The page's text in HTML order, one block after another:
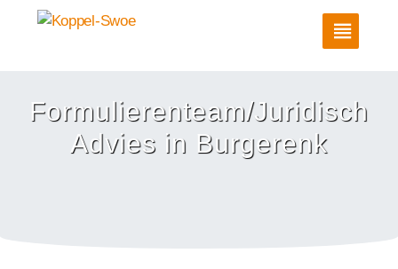
Formulierenteam/Juridisch
Advies in Burgerenk